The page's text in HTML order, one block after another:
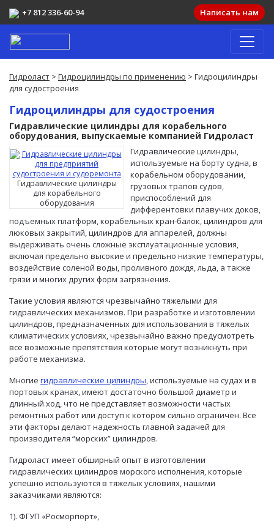
+7 812 336-60-94 Написать нам
Гидроласт > Гидроцилиндры по применению > Гидроцилиндры
для судостроения
Гидроцилиндры для судостроения
Гидравлические цилиндры для корабельного
оборудования, выпускаемые компанией Гидроласт
Гидравлические цилиндры
для корабельного
оборудования
Гидравлические цилиндры,
используемые на борту судна, в
корабельном оборудовании,
грузовых трапов судов,
приспособлений для
дифферентовки плавучих доков,
подъемных платформ, корабельных кран-балок, цилиндров для
люковых закрытий, цилиндров для аппарелей, должны
выдерживать очень сложные эксплуатационные условия,
включая предельно высокие и предельно низкие температуры,
воздействие соленой воды, проливного дождя, льда, а также
грязи и многих других форм загрязнения.
Такие условия являются чрезвычайно тяжелыми для
гидравлических механизмов. При разработке и изготовлении
цилиндров, предназначенных для использования в тяжелых
климатических условиях, чрезвычайно важно предусмотреть
все возможные препятствия которые могут возникнуть при
работе механизма.
Многие гидравлические цилиндры, используемые на судах и в
портовых кранах, имеют достаточно большой диаметр и
длинный ход, что не представляет возможности частых
ремонтных работ или доступ к котором сильно ограничен. Все
эти факторы делают надежность главной задачей для
производителя “морских” цилиндров.
Гидроласт имеет обширный опыт в изготовлении
гидравлических цилиндров морского исполнения, которые
успешно используются в тяжелых условиях, нашими
заказчиками являются:
1). ФГУП «Росморпорт»,